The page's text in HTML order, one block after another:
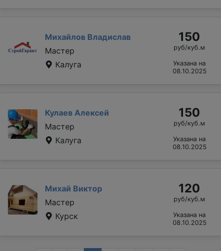
Михайлов Владислав
Мастер
Калуга
150
руб/куб.м
Указана на
08.10.2025
Кулаев Алексей
Мастер
Калуга
150
руб/куб.м
Указана на
08.10.2025
Михай Виктор
Мастер
Курск
120
руб/куб.м
Указана на
08.10.2025